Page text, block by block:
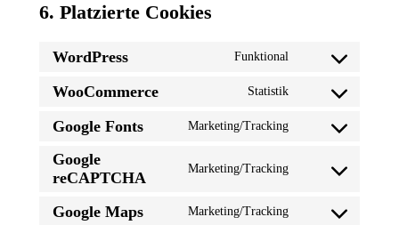
6. Platzierte Cookies
WordPress Funktional
Consent
service
WooCommerce Statistik
Consent
service
Google Fonts Marketing/Tracking
Consent
google-
Google
reCAPTCHA
Marketing/Tracking
Consent
google-
Google Maps Marketing/Tracking
Consent